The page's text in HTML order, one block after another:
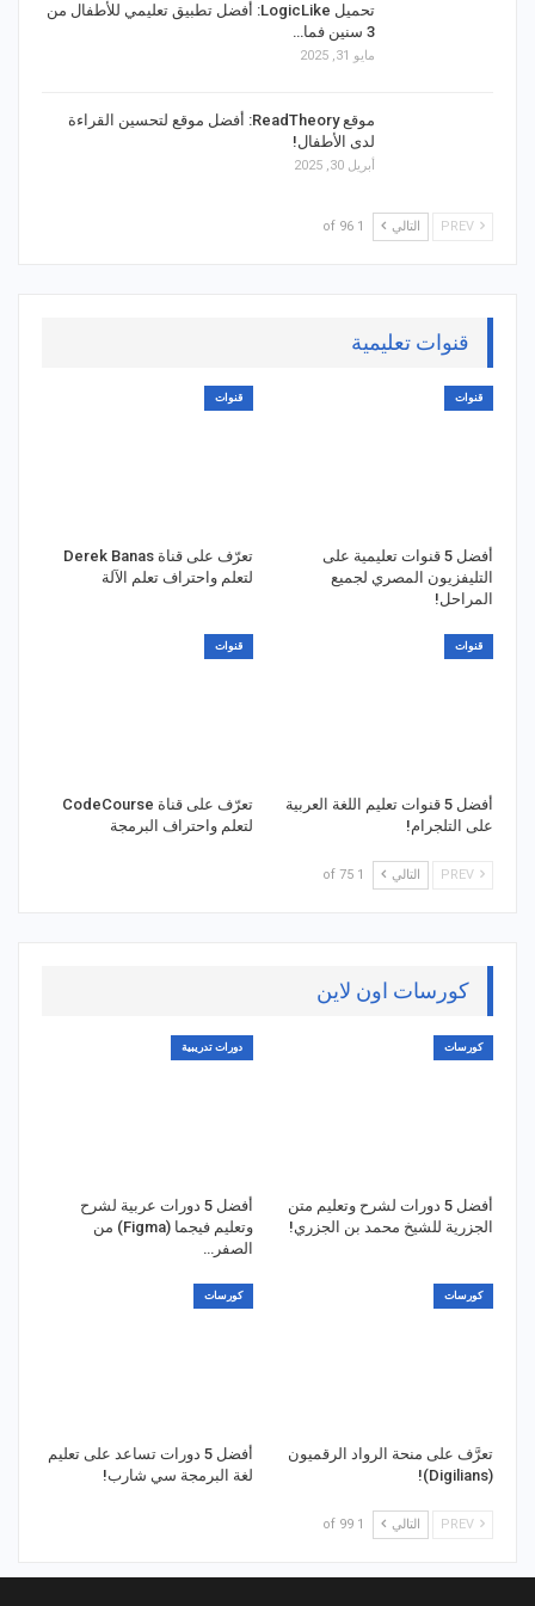
تحميل LogicLike: أفضل تطبيق تعليمي للأطفال من
3 سنين فما…
مايو 31, 2025
موقع ReadTheory: أفضل موقع لتحسين القراءة
لدى الأطفال!
أبريل 30, 2025
التالي 1 of 96
قنوات تعليمية
قنوات
أفضل 5 قنوات تعليمية على
التليفزيون المصري لجميع
المراحل!
قنوات
تعرّف على قناة Derek Banas
لتعلم واحتراف تعلم الآلة
قنوات
أفضل 5 قنوات تعليم اللغة العربية
على التلجرام!
قنوات
تعرّف على قناة CodeCourse
لتعلم واحتراف البرمجة
التالي 1 of 75
كورسات اون لاين
كورسات
أفضل 5 دورات لشرح وتعليم متن
الجزرية للشيخ محمد بن الجزري!
دورات تدريبية
أفضل 5 دورات عربية لشرح
وتعليم فيجما (Figma) من
الصفر…
كورسات
تعرَّف على منحة الرواد الرقميون
(Digilians)!
كورسات
أفضل 5 دورات تساعد على تعليم
لغة البرمجة سي شارب!
التالي 1 of 99